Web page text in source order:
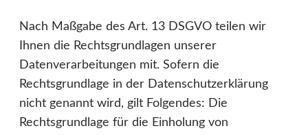
Nach Maßgabe des Art. 13 DSGVO teilen wir
Ihnen die Rechtsgrundlagen unserer
Datenverarbeitungen mit. Sofern die
Rechtsgrundlage in der Datenschutzerklärung
nicht genannt wird, gilt Folgendes: Die
Rechtsgrundlage für die Einholung von